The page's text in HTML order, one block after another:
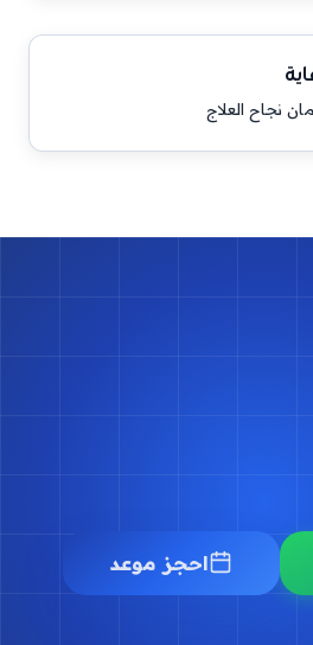
نجاح العلاج
احجز موعد